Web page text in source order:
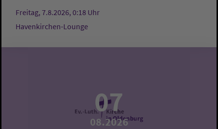
Freitag, 7.8.2026, 0:18 Uhr
Havenkirchen-Lounge
07
08.2026